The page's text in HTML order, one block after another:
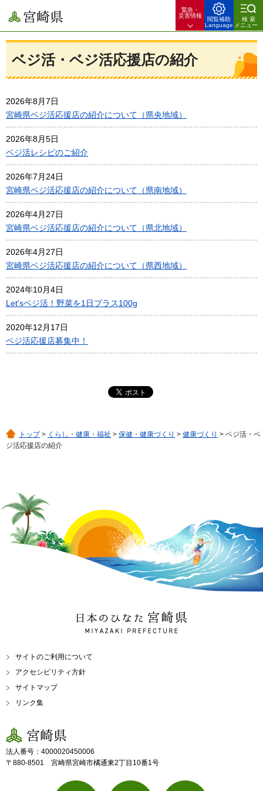
宮崎県
緊急・
災害情報
閲覧補助
Language
検索
メニュー
ベジ活・ベジ活応援店の紹介
2026年8月7日
宮崎県ベジ活応援店の紹介について（県央地域）
2026年8月5日
ベジ活レシピのご紹介
2026年7月24日
宮崎県ベジ活応援店の紹介について（県南地域）
2026年4月27日
宮崎県ベジ活応援店の紹介について（県北地域）
2026年4月27日
宮崎県ベジ活応援店の紹介について（県西地域）
2024年10月4日
Let'sベジ活！野菜を1日プラス100g
2020年12月17日
ベジ活応援店募集中！
トップ> くらし・健康・福祉 > 保健・健康づくり > 健康づくり > ベジ活・ベ
ジ活応援店の紹介
日本のひなた 宮崎県
MIYAZAKI PREFECTURE
サイトのご利用について
アクセシビリティ方針
サイトマップ
リンク集
宮崎県
法人番号：4000020450006
〒880-8501 宮崎県宮崎市橘通東2丁目10番1号